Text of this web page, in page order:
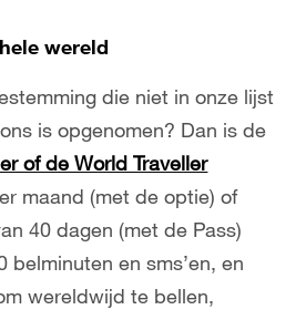
wereld
die niet in onze lijst
is opgenomen? Dan is de
of de World Traveller
maand (met de optie) of
40 dagen (met de Pass)
belminuten en sms’en, en
wereldwijd te bellen,